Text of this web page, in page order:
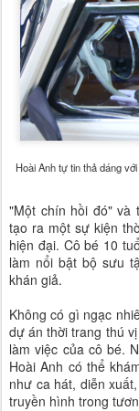
Hoài Anh tự tin thả dáng
"Một chín hồi đó" và
tạo ra một sự kiện
hiện đại. Cô bé 10
làm nổi bật bộ sưu
khán giả.
Không có gì ngạc
dự án thời trang thú
làm việc của cô bé.
Hoài Anh có thể
như ca hát, diễn
truyền hình trong